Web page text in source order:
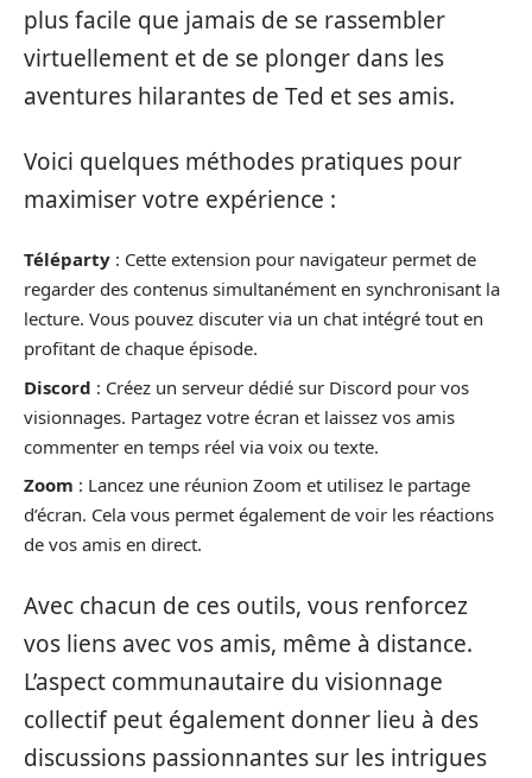
plus facile que jamais de se rassembler
virtuellement et de se plonger dans les
aventures hilarantes de Ted et ses amis.
Voici quelques méthodes pratiques pour
maximiser votre expérience :
Téléparty : Cette extension pour navigateur permet de
regarder des contenus simultanément en synchronisant la
lecture. Vous pouvez discuter via un chat intégré tout en
profitant de chaque épisode.
Discord : Créez un serveur dédié sur Discord pour vos
visionnages. Partagez votre écran et laissez vos amis
commenter en temps réel via voix ou texte.
Zoom : Lancez une réunion Zoom et utilisez le partage
d’écran. Cela vous permet également de voir les réactions
de vos amis en direct.
Avec chacun de ces outils, vous renforcez
vos liens avec vos amis, même à distance.
L’aspect communautaire du visionnage
collectif peut également donner lieu à des
discussions passionnantes sur les intrigues